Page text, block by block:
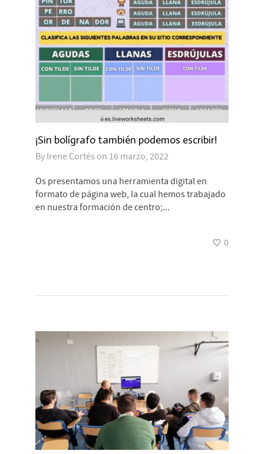
¡Sin bolígrafo también podemos escribir!
By Irene Cortés on 16 marzo, 2022
Os presentamos una herramienta digital en
formato de página web, la cual hemos trabajado
en nuestra formación de centro;...
0